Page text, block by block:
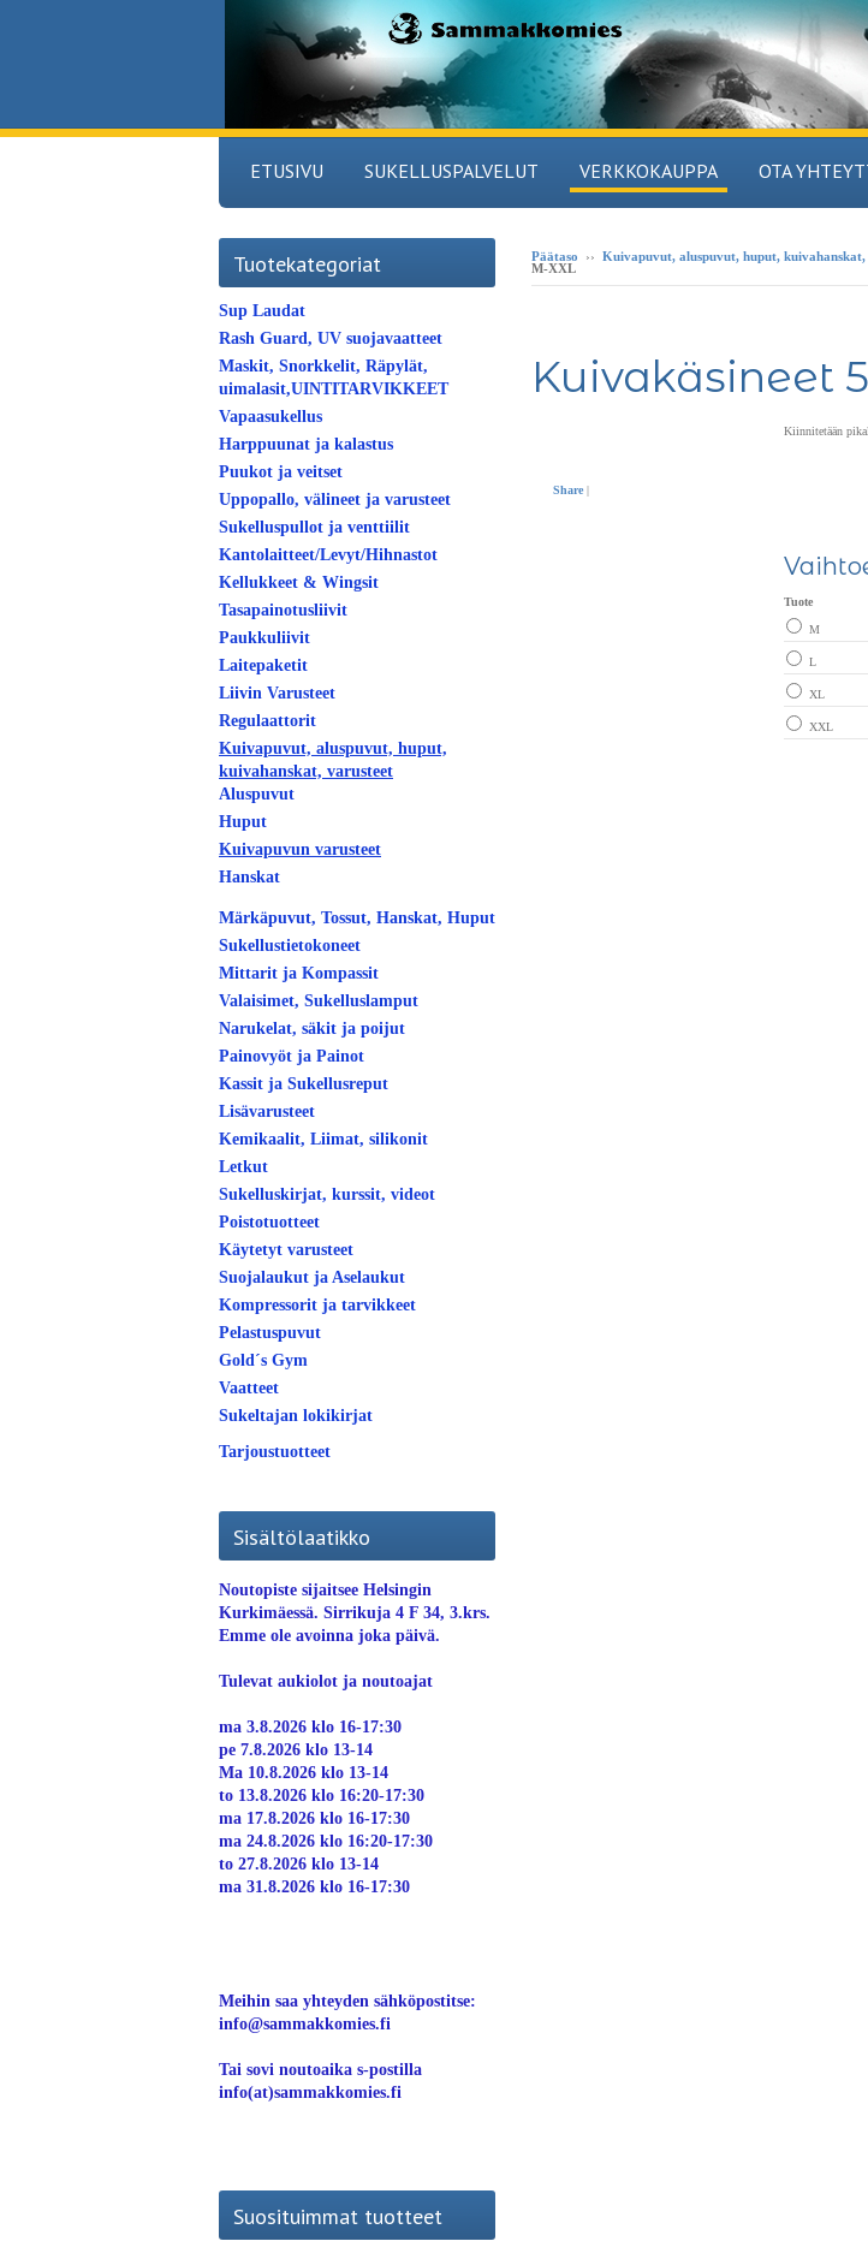
ETUSIVU SUKELLUSPALVELUT VERKKOKAUPPA OTA
Päätaso ›› Kuivapuvut, aluspuvut, huput, kuivahanskat,
M-XXL
Kuivakäsineet
Share |
Kiinnitetään
Tuote
M
L
XL
XXL
Tuotekategoriat
Sup Laudat
Rash Guard, UV suojavaatteet
Maskit, Snorkkelit, Räpylät,
uimalasit,UINTITARVIKKEET
Vapaasukellus
Harppuunat ja kalastus
Puukot ja veitset
Uppopallo, välineet ja varusteet
Sukelluspullot ja venttiilit
Kantolaitteet/Levyt/Hihnastot
Kellukkeet & Wingsit
Tasapainotusliivit
Paukkuliivit
Laitepaketit
Liivin Varusteet
Regulaattorit
Kuivapuvut, aluspuvut, huput,
kuivahanskat, varusteet
Aluspuvut
Huput
Kuivapuvun varusteet
Hanskat
Märkäpuvut, Tossut, Hanskat, Huput
Sukellustietokoneet
Mittarit ja Kompassit
Valaisimet, Sukelluslamput
Narukelat, säkit ja poijut
Painovyöt ja Painot
Kassit ja Sukellusreput
Lisävarusteet
Kemikaalit, Liimat, silikonit
Letkut
Sukelluskirjat, kurssit, videot
Poistotuotteet
Käytetyt varusteet
Suojalaukut ja Aselaukut
Kompressorit ja tarvikkeet
Pelastuspuvut
Gold´s Gym
Vaatteet
Sukeltajan lokikirjat
Tarjoustuotteet
Sisältölaatikko
Noutopiste sijaitsee Helsingin
Kurkimäessä. Sirrikuja 4 F 34, 3.krs.
Emme ole avoinna joka päivä.
Tulevat aukiolot ja noutoajat
ma 3.8.2026 klo 16-17:30
pe 7.8.2026 klo 13-14
Ma 10.8.2026 klo 13-14
to 13.8.2026 klo 16:20-17:30
ma 17.8.2026 klo 16-17:30
ma 24.8.2026 klo 16:20-17:30
to 27.8.2026 klo 13-14
ma 31.8.2026 klo 16-17:30
Meihin saa yhteyden sähköpostitse:
info@sammakkomies.fi
Tai sovi noutoaika s-postilla
info(at)sammakkomies.fi
Suosituimmat tuotteet